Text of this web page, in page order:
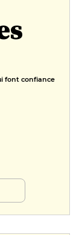
font confiance